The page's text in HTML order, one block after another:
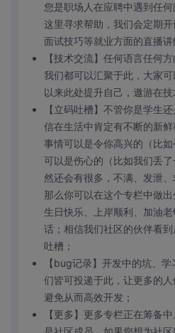
您是职场人在应聘中遇到任
这里寻求帮助，我们会定期开
面试技巧等就业方面的直播讲
【技术交流】任何语言任何
我们都可以汇聚于此，大家
以来此处提升自己，遨游在技
【立码吐槽】不管你是学生
信在生活中肯定有不断的新
事情可以是令你高兴的（比如
可以是伤心的（比如我们丢
然还会有很多，不满、发泄、
那么你可以在这个专栏中做
生日快乐、上岸顺利、加油
话；相信我们社区的伙伴看
吐槽；
【bug记录】开发中的坑、
们皆可投递于此，让更多的
避免从而高效开发；
【更多】更多专栏正在筹备